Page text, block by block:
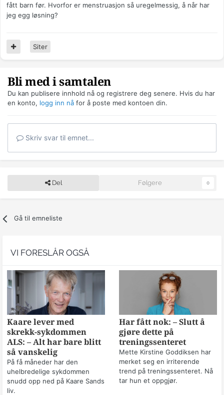
fått barn før. Hvorfor er menstruasjon så uregelmessig, å når har
jeg egg løsning?
Siter
Bli med i samtalen
Du kan publisere innhold nå og registrere deg senere. Hvis du har
en konto, logg inn nå for å poste med kontoen din.
Skriv svar til emnet...
Del Følgere 0
Gå til emneliste
VI FORESLÅR OGSÅ
Kaare lever med
skrekk-sykdommen
ALS: – Alt har bare blitt
så vanskelig
På få måneder har den
uhelbredelige sykdommen
snudd opp ned på Kaare Sands
liv.
Har fått nok: – Slutt å
gjøre dette på
treningssenteret
Mette Kirstine Goddiksen har
merket seg en irriterende
trend på treningssenteret. Nå
tar hun et oppgjør.